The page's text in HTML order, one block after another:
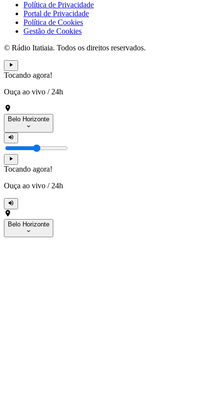
Política de Privacidade
Portal de Privacidade
Política de Cookies
Gestão de Cookies
© Rádio Itatiaia. Todos os direitos reservados.
Tocando agora!
Ouça ao vivo / 24h
Belo Horizonte
Tocando agora!
Ouça ao vivo / 24h
Belo Horizonte